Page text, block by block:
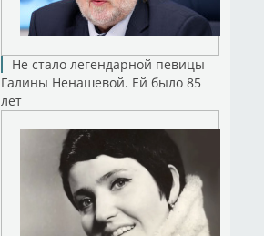
Не стало легендарной певицы
Галины Ненашевой. Ей было 85
лет